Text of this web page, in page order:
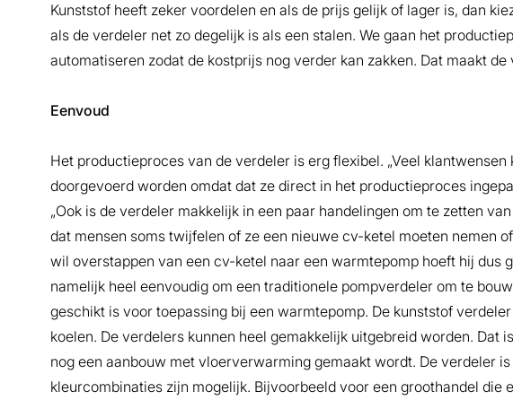
Kunststof heeft zeker voordelen en als de prijs gelijk of lager is, dan
als de verdeler net zo degelijk is als een stalen. We gaan het
automatiseren zodat de kostprijs nog verder kan zakken. Dat maakt de
Eenvoud
Het productieproces van de verdeler is erg flexibel. „Veel
doorgevoerd worden omdat dat ze direct in het productieproces
„Ook is de verdeler makkelijk in een paar handelingen om te zetten
dat mensen soms twijfelen of ze een nieuwe cv-ketel moeten nemen
wil overstappen van een cv-ketel naar een warmtepomp hoeft hij dus
namelijk heel eenvoudig om een traditionele pompverdeler om te
geschikt is voor toepassing bij een warmtepomp. De kunststof
koelen. De verdelers kunnen heel gemakkelijk uitgebreid worden. Dat
nog een aanbouw met vloerverwarming gemaakt wordt. De verdeler
kleurcombinaties zijn mogelijk. Bijvoorbeeld voor een groothandel die